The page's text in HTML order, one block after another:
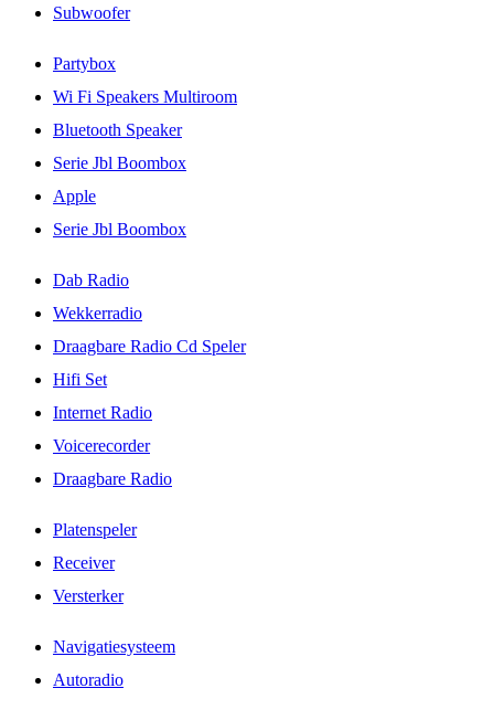
Subwoofer
Partybox
Wi Fi Speakers Multiroom
Bluetooth Speaker
Serie Jbl Boombox
Apple
Serie Jbl Boombox
Dab Radio
Wekkerradio
Draagbare Radio Cd Speler
Hifi Set
Internet Radio
Voicerecorder
Draagbare Radio
Platenspeler
Receiver
Versterker
Navigatiesysteem
Autoradio